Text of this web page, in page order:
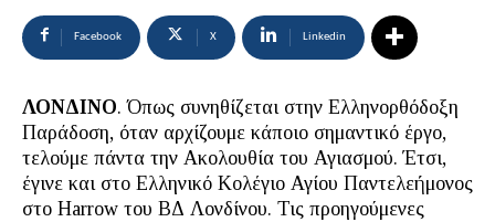
Facebook X Linkedin
ΛΟΝΔΙΝΟ. Όπως συνηθίζεται στην Ελληνορθόδοξη
Παράδοση, όταν αρχίζουμε κάποιο σημαντικό έργο,
τελούμε πάντα την Ακολουθία του Αγιασμού. Έτσι,
έγινε και στο Ελληνικό Κολέγιο Αγίου Παντελεήμονος
στο Harrow του ΒΔ Λονδίνου. Τις προηγούμενες